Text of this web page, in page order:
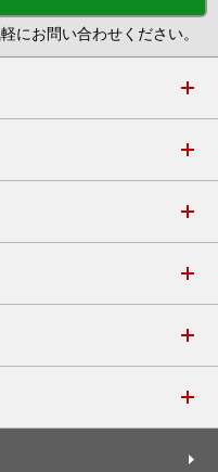
にお問い合わせください。